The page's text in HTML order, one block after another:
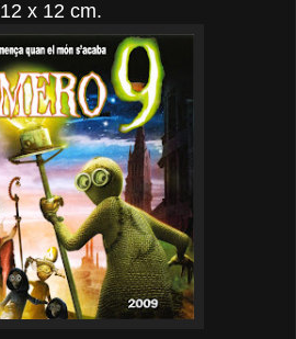
12 x 12 cm.